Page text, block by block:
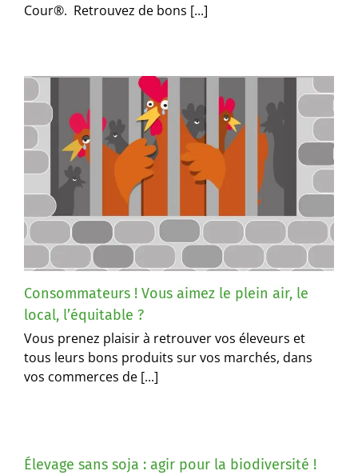
Cour®. Retrouvez de bons [...]
Consommateurs ! Vous aimez le plein air, le
local, l’équitable ?
Vous prenez plaisir à retrouver vos éleveurs et
tous leurs bons produits sur vos marchés, dans
vos commerces de [...]
Élevage sans soja : agir pour la biodiversité !